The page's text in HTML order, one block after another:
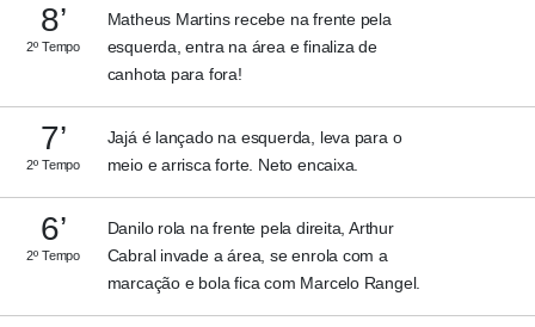
8’
2º Tempo
Matheus Martins recebe na frente pela
esquerda, entra na área e finaliza de
canhota para fora!
7’
2º Tempo
Jajá é lançado na esquerda, leva para o
meio e arrisca forte. Neto encaixa.
6’
2º Tempo
Danilo rola na frente pela direita, Arthur
Cabral invade a área, se enrola com a
marcação e bola fica com Marcelo Rangel.